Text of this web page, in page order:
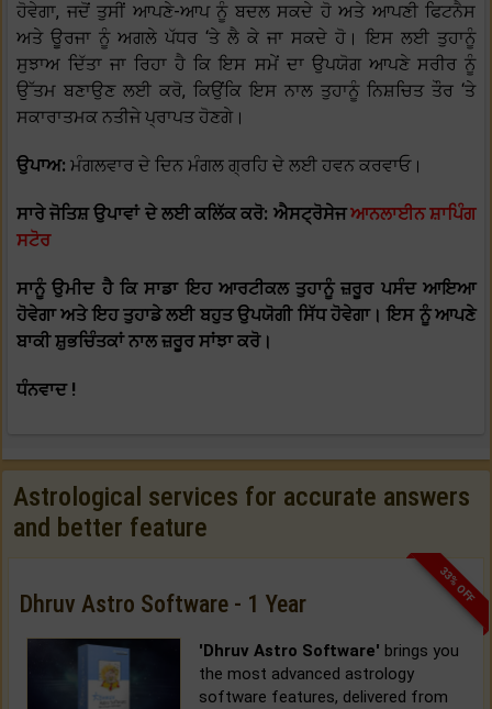
ਹੋਵੇਗਾ, ਜਦੋਂ ਤੁਸੀਂ ਆਪਣੇ-ਆਪ ਨੂੰ ਬਦਲ ਸਕਦੇ ਹੋ ਅਤੇ ਆਪਣੀ ਫਿਟਨੈਸ
ਅਤੇ ਊਰਜਾ ਨੂੰ ਅਗਲੇ ਪੱਧਰ ‘ਤੇ ਲੈ ਕੇ ਜਾ ਸਕਦੇ ਹੋ। ਇਸ ਲਈ ਤੁਹਾਨੂੰ
ਸੁਝਾਅ ਦਿੱਤਾ ਜਾ ਰਿਹਾ ਹੈ ਕਿ ਇਸ ਸਮੇਂ ਦਾ ਉਪਯੋਗ ਆਪਣੇ ਸਰੀਰ ਨੂੰ
ਉੱਤਮ ਬਣਾਉਣ ਲਈ ਕਰੋ, ਕਿਉਂਕਿ ਇਸ ਨਾਲ ਤੁਹਾਨੂੰ ਨਿਸ਼ਚਿਤ ਤੌਰ ‘ਤੇ
ਸਕਾਰਾਤਮਕ ਨਤੀਜੇ ਪ੍ਰਾਪਤ ਹੋਣਗੇ।
ਉਪਾਅ: ਮੰਗਲਵਾਰ ਦੇ ਦਿਨ ਮੰਗਲ ਗ੍ਰਹਿ ਦੇ ਲਈ ਹਵਨ ਕਰਵਾਓ।
ਸਾਰੇ ਜੋਤਿਸ਼ ਉਪਾਵਾਂ ਦੇ ਲਈ ਕਲਿੱਕ ਕਰੋ: ਐਸਟ੍ਰੋਸੇਜਆਨਲਾਈਨ ਸ਼ਾਪਿੰਗ
ਸਟੋਰ
ਸਾਨੂੰ ਉਮੀਦ ਹੈ ਕਿ ਸਾਡਾ ਇਹ ਆਰਟੀਕਲ ਤੁਹਾਨੂੰ ਜ਼ਰੂਰ ਪਸੰਦ ਆਇਆ
ਹੋਵੇਗਾ ਅਤੇ ਇਹ ਤੁਹਾਡੇ ਲਈ ਬਹੁਤ ਉਪਯੋਗੀ ਸਿੱਧ ਹੋਵੇਗਾ। ਇਸ ਨੂੰ ਆਪਣੇ
ਬਾਕੀ ਸ਼ੁਭਚਿੰਤਕਾਂ ਨਾਲ ਜ਼ਰੂਰ ਸਾਂਝਾ ਕਰੋ।
ਧੰਨਵਾਦ !
Astrological services for accurate answers
and better feature
33% OFF
Dhruv Astro Software - 1 Year
'Dhruv Astro Software' brings you
the most advanced astrology
software features, delivered from